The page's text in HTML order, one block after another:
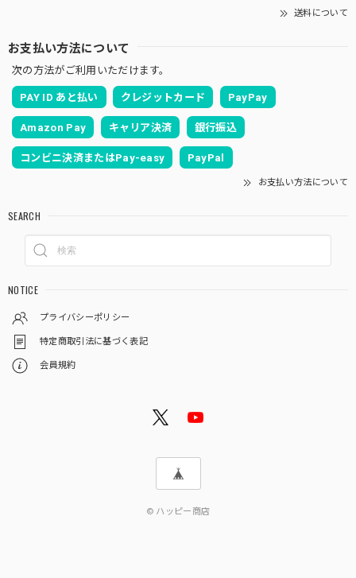
送料について
お支払い方法について
次の方法がご利用いただけます。
PAY ID あと払い クレジットカード PayPay
Amazon Pay キャリア決済 銀行振込
コンビニ決済またはPay-easy PayPal
お支払い方法について
SEARCH
NOTICE
プライバシーポリシー
特定商取引法に基づく表記
会員規約
© ハッピー商店